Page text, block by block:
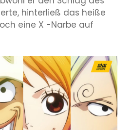
hinterließ das heiße
eine X -Narbe auf